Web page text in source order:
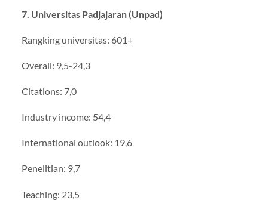
7. Universitas Padjajaran (Unpad)
Rangking universitas: 601+
Overall: 9,5-24,3
Citations: 7,0
Industry income: 54,4
International outlook: 19,6
Penelitian: 9,7
Teaching: 23,5